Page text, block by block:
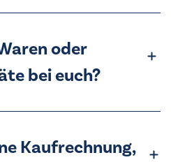
oder
bei euch?
Kaufrechnung,